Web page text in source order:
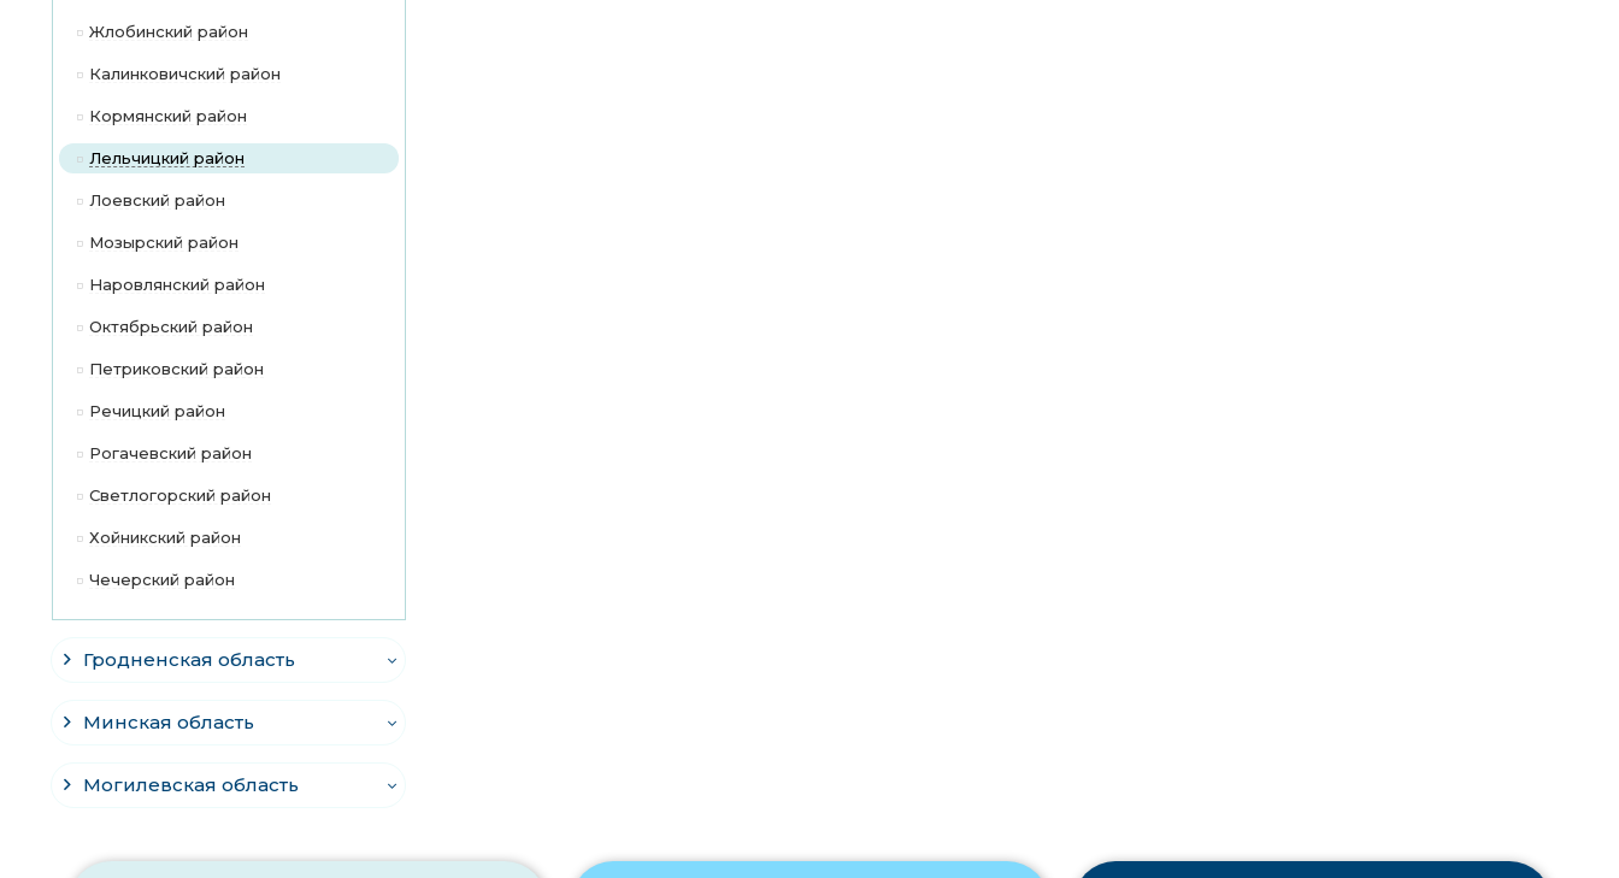
Жлобинский район
Калинковичский район
Кормянский район
Лельчицкий район
Лоевский район
Мозырский район
Наровлянский район
Октябрьский район
Петриковский район
Речицкий район
Рогачевский район
Светлогорский район
Хойникский район
Чечерский район
Гродненская область
Минская область
Могилевская область